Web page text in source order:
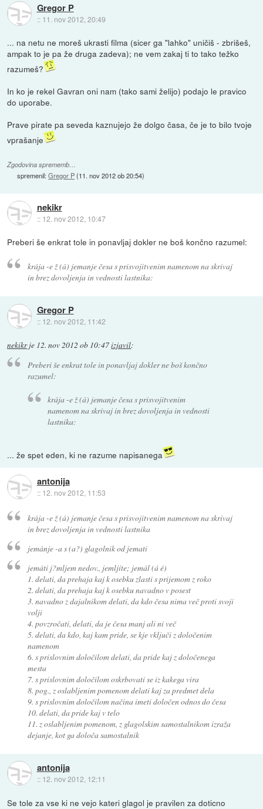
Gregor P
:: 11. nov 2012, 20:49
... na netu ne moreš ukrasti filma (sicer ga "lahko" uničiš - zbrišeš,
ampak to je pa že druga zadeva); ne vem zakaj ti to tako težko
razumeš?
In ko je rekel Gavran oni nam (tako sami želijo) podajo le pravico
do uporabe.
Prave pirate pa seveda kaznujejo že dolgo časa, če je to bilo tvoje
vprašanje
Zgodovina sprememb…
spremenil:Gregor P(11. nov 2012 ob 20:54)
nekikr
:: 12. nov 2012, 10:47
Preberi še enkrat tole in ponavljaj dokler ne boš končno razumel:
krája -e ž (á) jemanje česa s prisvojitvenim namenom na skrivaj
in brez dovoljenja in vednosti lastnika:
Gregor P
:: 12. nov 2012, 11:42
nekikrje 12. nov 2012 ob 10:47izjavil:
Preberi še enkrat tole in ponavljaj dokler ne boš končno
razumel:
krája -e ž (á) jemanje česa s prisvojitvenim
namenom na skrivaj in brez dovoljenja in vednosti
lastnika:
... že spet eden, ki ne razume napisanega
antonija
:: 12. nov 2012, 11:53
krája -e ž (á) jemanje česa s prisvojitvenim namenom na skrivaj
in brez dovoljenja in vednosti lastnika
jemánje -a s (a?) glagolnik od jemati
jemáti j?mljem nedov., jemljíte; jemál (á é)
1. delati, da prehaja kaj k osebku zlasti s prijemom z roko
2. delati, da prehaja kaj k osebku navadno v posest
3. navadno z dajalnikomdelati, da kdo česa nima več proti svoji
volji
4. povzročati, delati, da je česa manj ali ni več
5. delati, da kdo, kaj kam pride, se kje vključi z določenim
namenom
6. s prislovnim določilomdelati, da pride kaj z določenega
mesta
7. s prislovnim določilomoskrbovati se iz kakega vira
8. pog., z oslabljenim pomenomdelati kaj za predmet dela
9. s prislovnim določilom načinaimeti določen odnos do česa
10. delati, da pride kaj v telo
11. z oslabljenim pomenom, z glagolskim samostalnikomizraža
dejanje, kot ga določa samostalnik
antonija
:: 12. nov 2012, 12:11
Se tole za vse ki ne vejo kateri glagol je pravilen za doticno